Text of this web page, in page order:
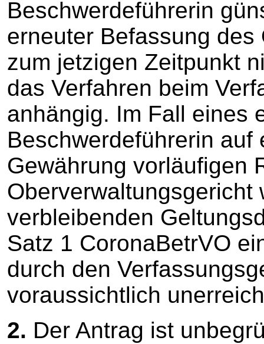
Beschwerdeführerin
erneuter Befassung
zum jetzigen Zeitpunkt
das Verfahren beim
anhängig. Im Fall eines
Beschwerdeführerin auf
Gewährung vorläufigen
Oberverwaltungsgericht
verbleibenden
Satz 1 CoronaBetrVO
durch den
voraussichtlich
2. Der Antrag ist